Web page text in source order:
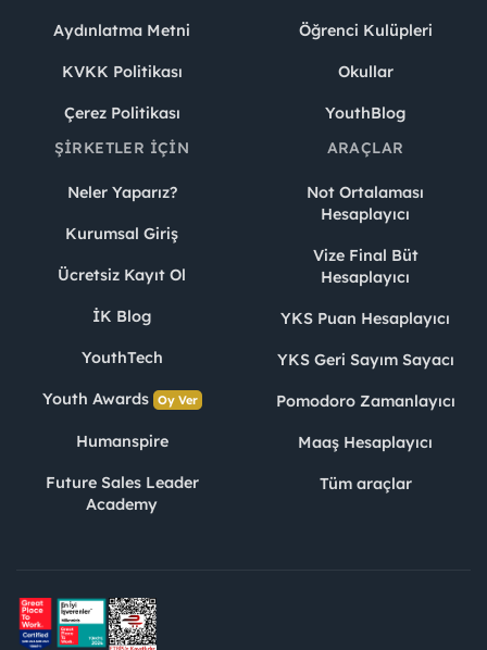
Aydınlatma Metni
KVKK Politikası
Çerez Politikası
Öğrenci Kulüpleri
Okullar
YouthBlog
ŞIRKETLER İÇIN
Neler Yaparız?
Kurumsal Giriş
Ücretsiz Kayıt Ol
İK Blog
YouthTech
Youth Awards Oy Ver
Humanspire
Future Sales Leader
Academy
ARAÇLAR
Not Ortalaması
Hesaplayıcı
Vize Final Büt
Hesaplayıcı
YKS Puan Hesaplayıcı
YKS Geri Sayım Sayacı
Pomodoro Zamanlayıcı
Maaş Hesaplayıcı
Tüm araçlar